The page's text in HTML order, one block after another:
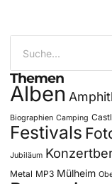
Themen
Alben
Biographien Camping
Festivals
Jubiläum
Metal MP3 Mülheim